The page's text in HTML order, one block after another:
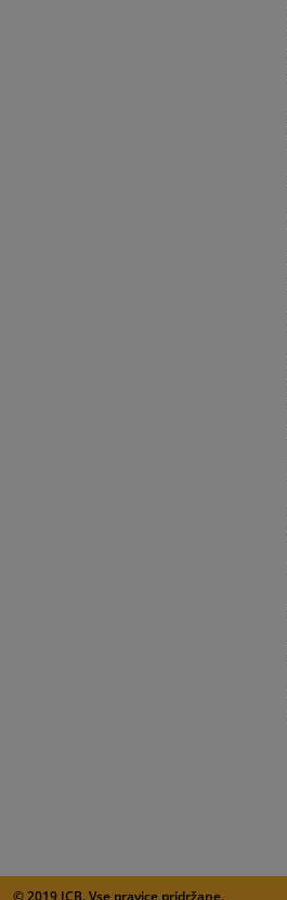
© 2019 JCB. Vse pravice pridržane.